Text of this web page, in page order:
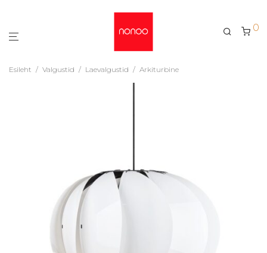
0
Esileht / Valgustid / Laevalgustid / Arkiturbine